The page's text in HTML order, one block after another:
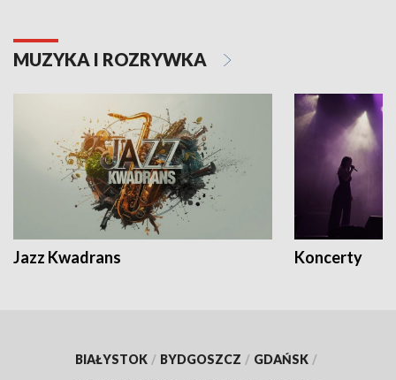
MUZYKA I ROZRYWKA
Jazz Kwadrans Koncerty
BIAŁYSTOK / BYDGOSZCZ / GDAŃSK /